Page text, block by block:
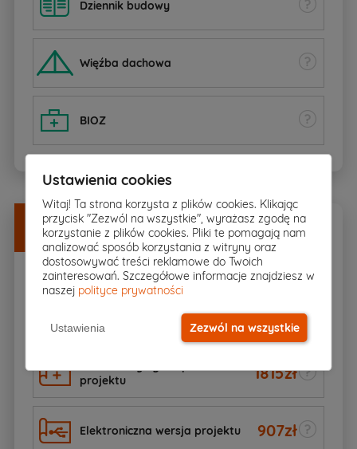
Dziennik budowy
Więźba dachowa
BIOZ
DodatkiwDOBREJ CENIE
Zamów razem z projektem
Kosztorys budowlany 400zł
projektu
1815zł
Elektroniczna wersja projektu 907zł
Ustawienia cookies
Witaj! Ta strona korzysta z plików cookies. Klikając
przycisk "Zezwól na wszystkie", wyrażasz zgodę na
korzystanie z plików cookies. Pliki te pomagają nam
analizować sposób korzystania z witryny oraz
dostosowywać treści reklamowe do Twoich
zainteresowań. Szczegółowe informacje znajdziesz w
naszej polityce prywatności
Ustawienia Zezwól na wszystkie